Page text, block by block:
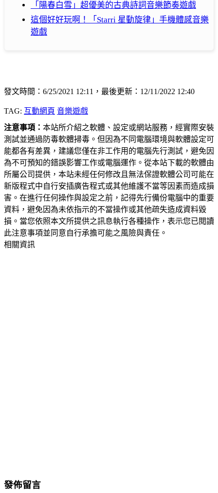
「陽春白雪」超優美的古典詩詞音樂節奏遊戲
這個好好玩啊！「Starri 星動旋律」手機體感音樂
遊戲
發文時間：6/25/2021 12:11，最後更新：12/11/2022 12:40
TAG: 互動網頁 音樂遊戲
注意事項： 本站所介紹之軟體、設定或網站服務，經實際安裝
測試並通過防毒軟體掃毒。但因為不同電腦環境與軟體設定可
能都各有差異，建議您僅在非工作用的電腦先行測試，避免因
為不可預知的錯誤影響工作或電腦運作。從本站下載的軟體由
所屬公司提供，本站未經任何修改且無法保證軟體公司可能在
新版程式中自行安插廣告程式或其他維護不當等因素而造成損
害。在進行任何操作與設定之前，記得先行備份電腦中的重要
資料，避免因為未依指示的不當操作或其他疏失造成資料毀
損。當您依照本文所提供之訊息執行各種操作，表示您已閱讀
此注意事項並同意自行承擔可能之風險與責任。
相關資訊
發佈留言